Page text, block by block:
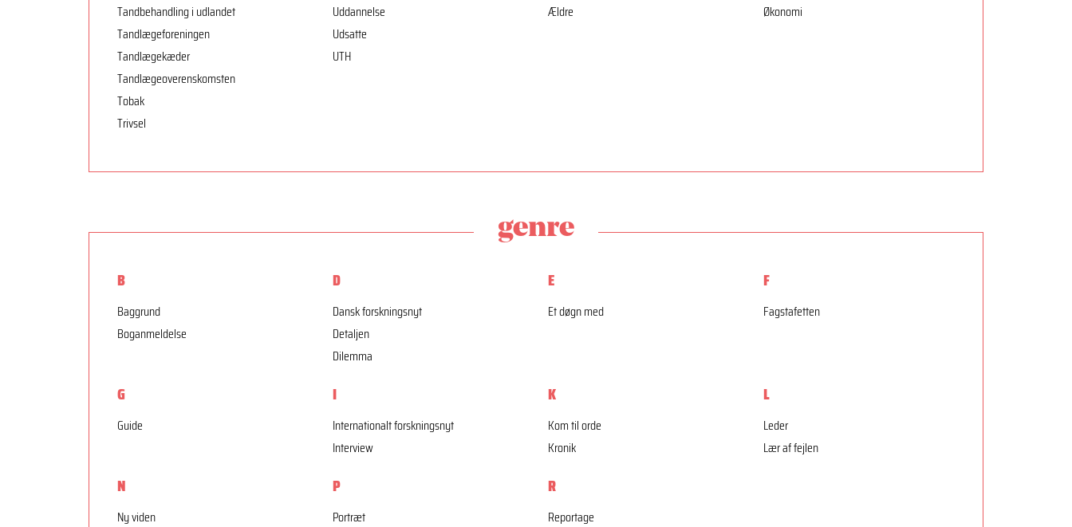
Tandbehandling i udlandet
Tandlægeforeningen
Tandlægekæder
Tandlægeoverenskomsten
Tobak
Trivsel
Uddannelse
Udsatte
UTH
Ældre Økonomi
genre
B
Baggrund
Boganmeldelse
D
Dansk forskningsnyt
Detaljen
Dilemma
E
Et døgn med
F
Fagstafetten
G
Guide
I
Internationalt forskningsnyt
Interview
K
Kom til orde
Kronik
L
Leder
Lær af fejlen
N
Ny viden
P
Portræt
R
Reportage